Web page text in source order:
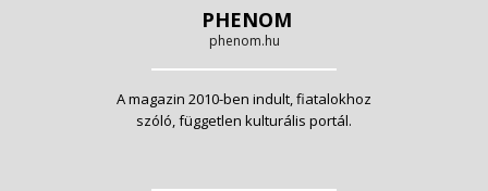
PHENOM
phenom.hu
A magazin 2010-ben indult, fiatalokhoz
szóló, független kulturális portál.